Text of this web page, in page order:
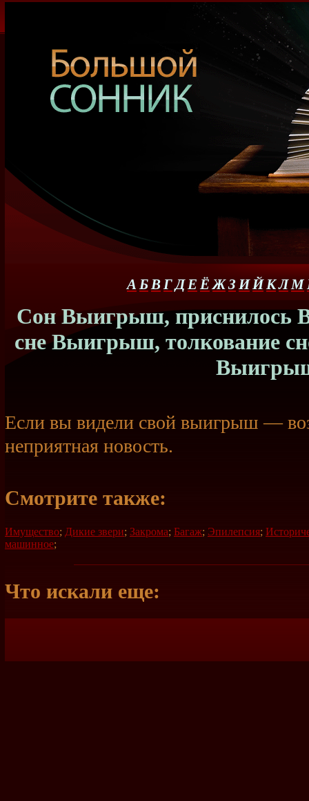
А БВГДЕ Ё ЖЗ ИЙКЛМ
Сон Выигрыш, приснилось
сне Выигрыш, толкование
Если вы видели свой выигрыш —
неприятная новость.
Смотрите также:
Имущество; Дикие звери; Закрома; Багаж; Эпилепсия;
машинное;
Что искали еще: